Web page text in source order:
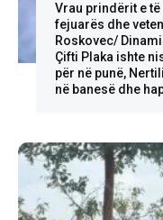
Vrau prindërit e të
fejuarës dhe
Roskovec/
Çifti Plaka ishte
për në punë,
në banesë dhe